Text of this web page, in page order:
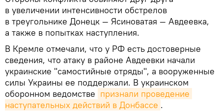
в увеличении интенсивности обстрелов
в треугольнике Донецк — Ясиноватая — Авдеевка,
а также в попытках наступления.
В Кремле отмечали, что у РФ есть достоверные
сведения, что атаку в районе Авдеевки начали
украинские "самостийные отряды", а вооруженные
силы Украины ее поддержали. В украинском
оборонном ведомстве признали проведение
наступательных действий в Донбассе .